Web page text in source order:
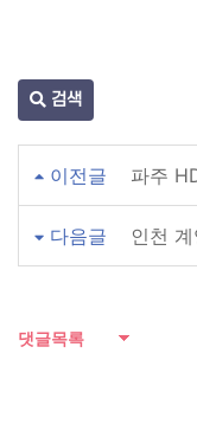
검색
이전글 파주
다음글 인천
댓글목록